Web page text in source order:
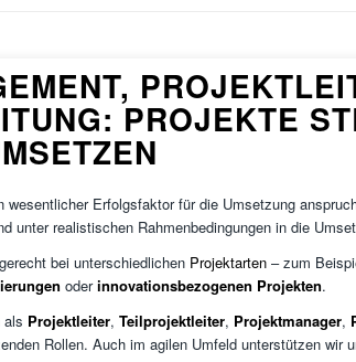
PROJEKTE
Erfolgsfaktor für die Umsetzung
unter realistischen Rahmenbedingungen in die
bei unterschiedlichen Projektarten – zum
oderinnovationsbezogenen Projekten.
als Projektleiter, Teilprojektleiter, Projektmanager,
Rollen. Auch im agilen Umfeld unterstützen wir